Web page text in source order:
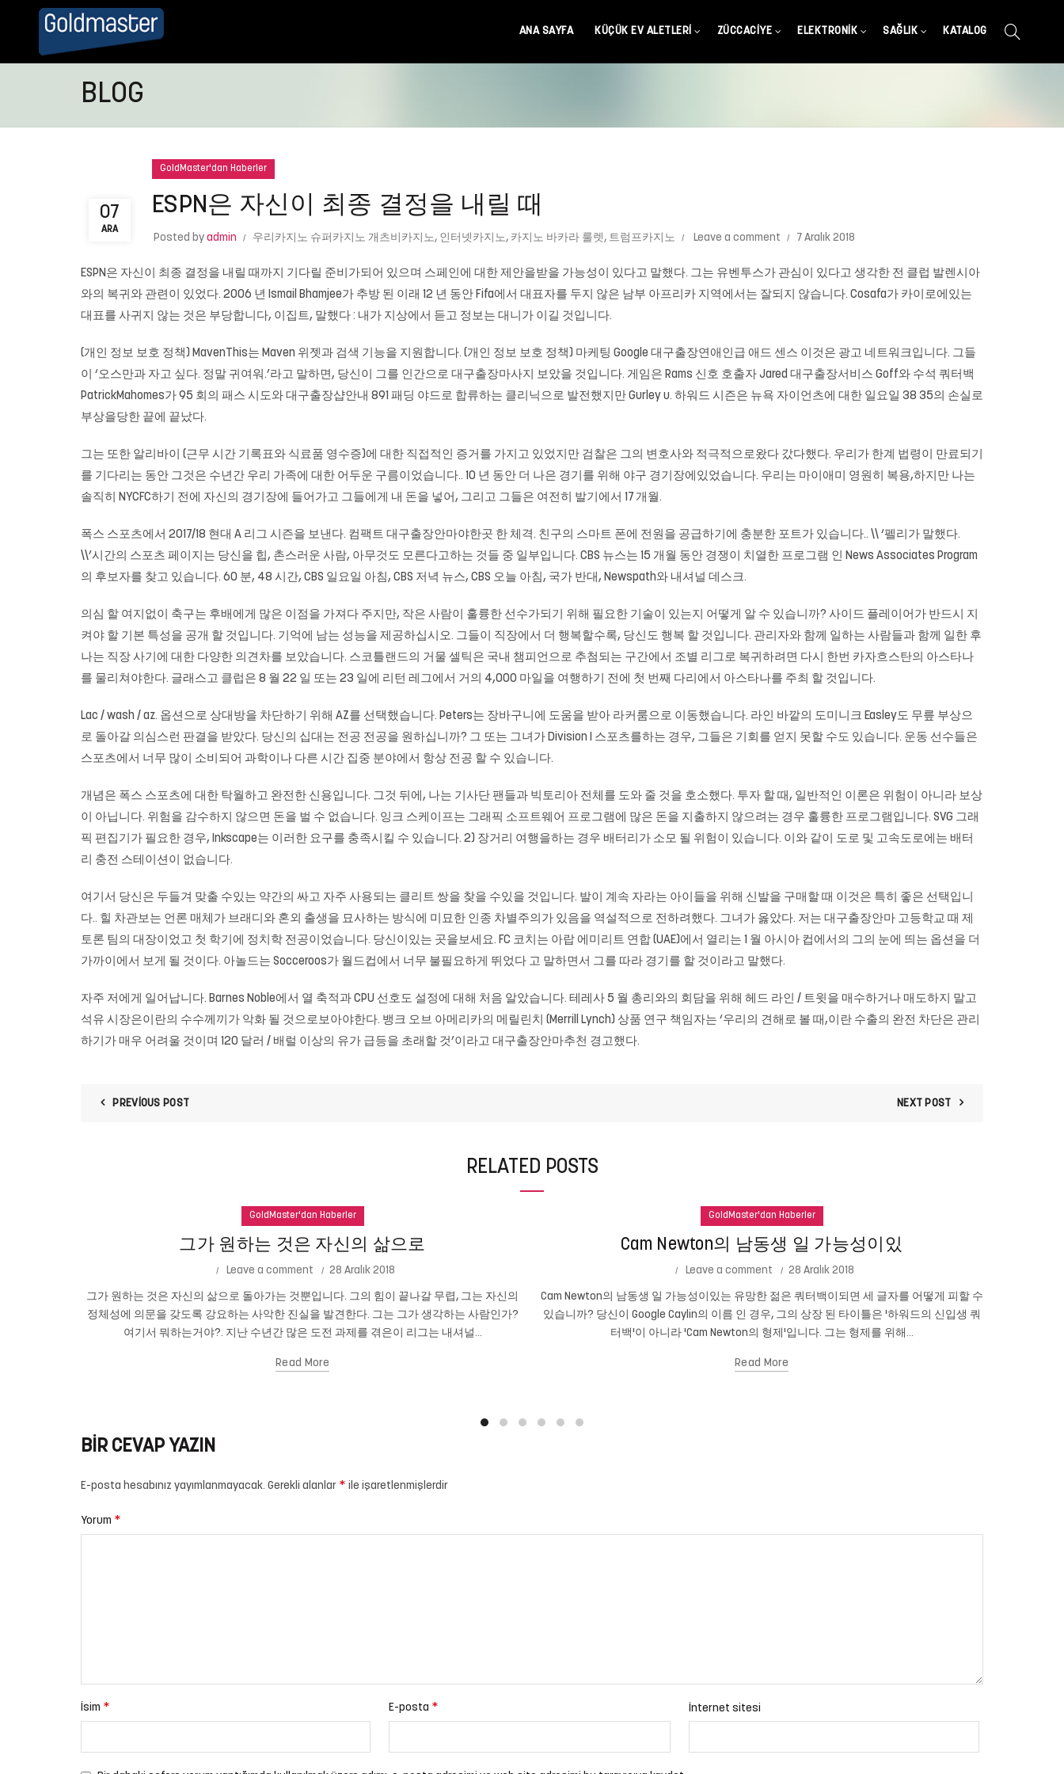
ANA SAYFA KÜÇÜK EV ALETLERI ZÜCCACIYE ELEKTRONIK SAĞLIK KATALOG
BLOG
07
ARA
GoldMaster'dan Haberler
ESPN은 자신이 최종 결정을 내릴 때
Posted by admin 우리카지노 슈퍼카지노 개츠비카지노, 인터넷카지노, 카지노 바카라 룰렛, 트럼프카지노 Leave a comment 7 Aralık 2018
ESPN은 자신이 최종 결정을 내릴 때까지 기다릴 준비가되어 있으며 스페인에 대한 제안을받을 가능성이 있다고 말했다. 그는 유벤투스가 관심이 있다고 생각한 전 클럽 발렌시아
와의 복귀와 관련이 있었다. 2006 년 Ismail Bhamjee가 추방 된 이래 12 년 동안 Fifa에서 대표자를 두지 않은 남부 아프리카 지역에서는 잘되지 않습니다. Cosafa가 카이로에있는
대표를 사귀지 않는 것은 부당합니다, 이집트, 말했다 : 내가 지상에서 듣고 정보는 대니가 이길 것입니다.
(개인 정보 보호 정책) MavenThis는 Maven 위젯과 검색 기능을 지원합니다. (개인 정보 보호 정책) 마케팅 Google 대구출장연애인급 애드 센스 이것은 광고 네트워크입니다. 그들
이 ‘오스만과 자고 싶다. 정말 귀여워.’라고 말하면, 당신이 그를 인간으로 대구출장마사지 보았을 것입니다. 게임은 Rams 신호 호출자 Jared 대구출장서비스 Goff와 수석 쿼터백
PatrickMahomes가 95 회의 패스 시도와 대구출장샵안내 891 패딩 야드로 합류하는 클리닉으로 발전했지만 Gurley u. 하워드 시즌은 뉴욕 자이언츠에 대한 일요일 38 35의 손실로
부상을당한 끝에 끝났다.
그는 또한 알리바이 (근무 시간 기록표와 식료품 영수증)에 대한 직접적인 증거를 가지고 있었지만 검찰은 그의 변호사와 적극적으로왔다 갔다했다. 우리가 한계 법령이 만료되기
를 기다리는 동안 그것은 수년간 우리 가족에 대한 어두운 구름이었습니다.. 10 년 동안 더 나은 경기를 위해 야구 경기장에있었습니다. 우리는 마이애미 영원히 복용,하지만 나는
솔직히 NYCFC하기 전에 자신의 경기장에 들어가고 그들에게 내 돈을 넣어, 그리고 그들은 여전히 ​​발기에서 17 개월.
폭스 스포츠에서 2017/18 현대 A 리그 시즌을 보낸다. 컴팩트 대구출장안마야한곳 한 체격. 친구의 스마트 폰에 전원을 공급하기에 충분한 포트가 있습니다.. \\ ‘펠리가 말했다.
\\’시간의 스포츠 페이지는 당신을 힙, 촌스러운 사람, 아무것도 모른다고하는 것들 중 일부입니다. CBS 뉴스는 15 개월 동안 경쟁이 치열한 프로그램 인 News Associates Program
의 후보자를 찾고 있습니다. 60 분, 48 시간, CBS 일요일 아침, CBS 저녁 뉴스, CBS 오늘 아침, 국가 반대, Newspath와 내셔널 데스크.
의심 할 여지없이 축구는 후배에게 많은 이점을 가져다 주지만, 작은 사람이 훌륭한 선수가되기 위해 필요한 기술이 있는지 어떻게 알 수 있습니까? 사이드 플레이어가 반드시 지
켜야 할 기본 특성을 공개 할 것입니다. 기억에 남는 성능을 제공하십시오. 그들이 직장에서 더 행복할수록, 당신도 행복 할 것입니다. 관리자와 함께 일하는 사람들과 함께 일한 후
나는 직장 사기에 대한 다양한 의견차를 보았습니다. 스코틀랜드의 거물 셀틱은 국내 챔피언으로 추첨되는 구간에서 조별 리그로 복귀하려면 다시 한번 카자흐스탄의 아스타나
를 물리쳐야한다. 글래스고 클럽은 8 월 22 일 또는 23 일에 리턴 레그에서 거의 4,000 마일을 여행하기 전에 첫 번째 다리에서 아스타나를 주최 할 것입니다.
Lac / wash / az. 옵션으로 상대방을 차단하기 위해 AZ를 선택했습니다. Peters는 장바구니에 도움을 받아 라커룸으로 이동했습니다. 라인 바깥의 도미니크 Easley도 무릎 부상으
로 돌아갈 의심스런 판결을 받았다. 당신의 십대는 전공 전공을 원하십니까? 그 또는 그녀가 Division I 스포츠를하는 경우, 그들은 기회를 얻지 못할 수도 있습니다. 운동 선수들은
스포츠에서 너무 많이 소비되어 과학이나 다른 시간 집중 분야에서 항상 전공 할 수 있습니다.
개념은 폭스 스포츠에 대한 탁월하고 완전한 신용입니다. 그것 뒤에, 나는 기사단 팬들과 빅토리아 전체를 도와 줄 것을 호소했다. 투자 할 때, 일반적인 이론은 위험이 아니라 보상
이 아닙니다. 위험을 감수하지 않으면 돈을 벌 수 없습니다. 잉크 스케이프는 그래픽 소프트웨어 프로그램에 많은 돈을 지출하지 않으려는 경우 훌륭한 프로그램입니다. SVG 그래
픽 편집기가 필요한 경우, Inkscape는 이러한 요구를 충족시킬 수 있습니다. 2) 장거리 여행을하는 경우 배터리가 소모 될 위험이 있습니다. 이와 같이 도로 및 고속도로에는 배터
리 충전 스테이션이 없습니다.
여기서 당신은 두들겨 맞출 수있는 약간의 싸고 자주 사용되는 클리트 쌍을 찾을 수있을 것입니다. 발이 계속 자라는 아이들을 위해 신발을 구매할 때 이것은 특히 좋은 선택입니
다.. 힐 차관보는 언론 매체가 브래디와 혼외 출생을 묘사하는 방식에 미묘한 인종 차별주의가 있음을 역설적으로 전하려했다. 그녀가 옳았다. 저는 대구출장안마 고등학교 때 제
토론 팀의 대장이었고 첫 학기에 정치학 전공이었습니다. 당신이있는 곳을보세요. FC 코치는 아랍 에미리트 연합 (UAE)에서 열리는 1 월 아시아 컵에서의 그의 눈에 띄는 옵션을 더
가까이에서 보게 될 것이다. 아놀드는 Socceroos가 월드컵에서 너무 불필요하게 뛰었다 고 말하면서 그를 따라 경기를 할 것이라고 말했다.
자주 저에게 일어납니다. Barnes Noble에서 열 축적과 CPU 선호도 설정에 대해 처음 알았습니다. 테레사 5 월 총리와의 회담을 위해 헤드 라인 / 트윗을 매수하거나 매도하지 말고
석유 시장은이란의 수수께끼가 악화 될 것으로보아야한다. 뱅크 오브 아메리카의 메릴린치 (Merrill Lynch) 상품 연구 책임자는 ‘우리의 견해로 볼 때,이란 수출의 완전 차단은 관리
하기가 매우 어려울 것이며 120 달러 / 배럴 이상의 유가 급등을 초래할 것’이라고 대구출장안마추천 경고했다.
PREVIOUS POST NEXT POST
RELATED POSTS
GoldMaster'dan Haberler
그가 원하는 것은 자신의 삶으로
Leave a comment 28 Aralık 2018
그가 원하는 것은 자신의 삶으로 돌아가는 것뿐입니다. 그의 힘이 끝나갈 무렵, 그는 자신의
정체성에 의문을 갖도록 강요하는 사악한 진실을 발견한다. 그는 그가 생각하는 사람인가?
여기서 뭐하는거야?. 지난 수년간 많은 도전 과제를 겪은이 리그는 내셔널...
Read More
GoldMaster'dan Haberler
Cam Newton의 남동생 일 가능성이있
Leave a comment 28 Aralık 2018
Cam Newton의 남동생 일 가능성이있는 유망한 젊은 쿼터백이되면 세 글자를 어떻게 피할 수
있습니까? 당신이 Google Caylin의 이름 인 경우, 그의 상장 된 타이틀은 '하워드의 신입생 쿼
터백'이 아니라 'Cam Newton의 형제'입니다. 그는 형제를 위해...
Read More
BIR CEVAP YAZIN
E-posta hesabınız yayımlanmayacak. Gerekli alanlar * ile işaretlenmişlerdir
Yorum *
İsim * E-posta * İnternet sitesi